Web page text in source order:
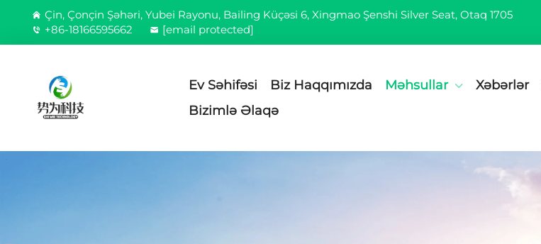
Çin, Çonçin Şəhəri, Yubei Rayonu, Bailing Küçəsi 6, Xingmao Şenshi Silver Seat, Otaq 1705
+86-18166595662
[email protected]
Ev Səhifəsi Biz Haqqımızda Məhsullar Xəbərlər
Bizimlə Əlaqə